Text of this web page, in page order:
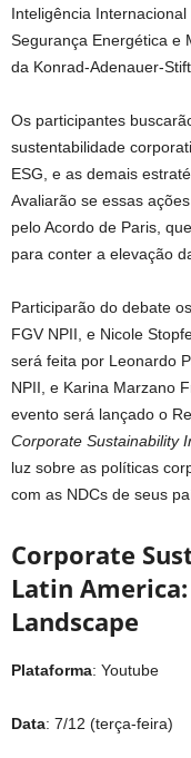
Inteligência
Segurança Energética e
da Konrad-Adenauer-
Os participantes
sustentabilidade
ESG, e as demais
Avaliarão se essas
pelo Acordo de Paris,
para conter a elevação
Participarão do debate
FGV NPII, e Nicole
será feita por Leonardo
NPII, e Karina Marzano
evento será lançado o
Corporate Sustainability
luz sobre as políticas
com as NDCs de seus
Corporate
Latin
Landscape
Plataforma: Youtube
Data: 7/12 (terça-feira)